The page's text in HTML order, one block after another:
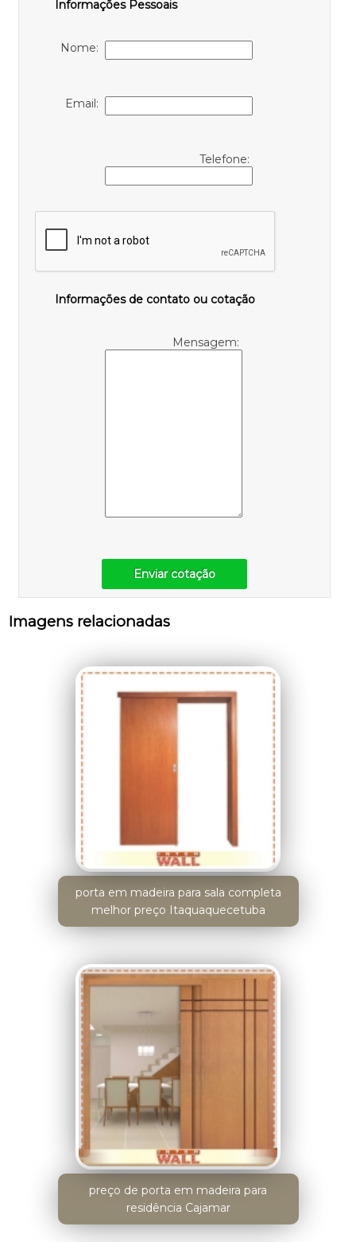
Informações Pessoais
Nome:
Email:
Telefone:
Informações de contato ou cotação
Mensagem:
Enviar cotação
Imagens relacionadas
porta em madeira para sala completa
melhor preço Itaquaquecetuba
preço de porta em madeira para
residência Cajamar